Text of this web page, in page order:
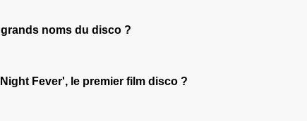
noms du disco ?
Fever', le premier film disco ?